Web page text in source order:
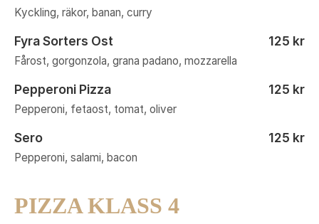
Kyckling, räkor, banan, curry
Fyra Sorters Ost 125 kr
Fårost, gorgonzola, grana padano, mozzarella
Pepperoni Pizza 125 kr
Pepperoni, fetaost, tomat, oliver
Sero 125 kr
Pepperoni, salami, bacon
PIZZA KLASS 4